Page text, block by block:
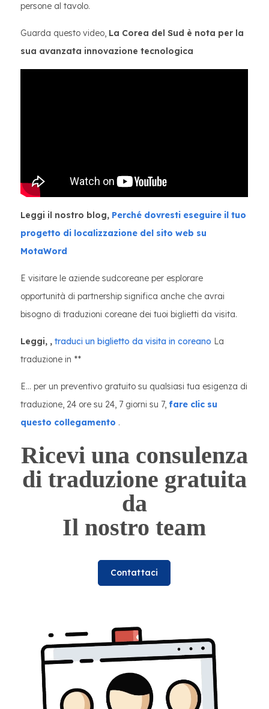
persone al tavolo.
Guarda questo video, La Corea del Sud è nota per la
sua avanzata innovazione tecnologica
Leggi il nostro blog, Perché dovresti eseguire il tuo
progetto di localizzazione del sito web su
MotaWord
E visitare le aziende sudcoreane per esplorare
opportunità di partnership significa anche che avrai
bisogno di traduzioni coreane dei tuoi biglietti da visita.
Leggi, , traduci un biglietto da visita in coreano La
traduzione in **
E... per un preventivo gratuito su qualsiasi tua esigenza di
traduzione, 24 ore su 24, 7 giorni su 7, fare clic su
questo collegamento .
Ricevi una consulenza
di traduzione gratuita
da
Il nostro team
Contattaci